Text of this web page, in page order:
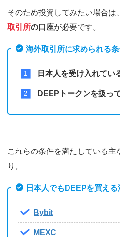
そのため投資してみたい場合は、
取引所の口座が必要です。
海外取引所に求められる
日本人を受け入れてい
DEEPトークンを扱っ
これらの条件を満たしている主
り。
日本人でもDEEPを買え
Bybit
MEXC